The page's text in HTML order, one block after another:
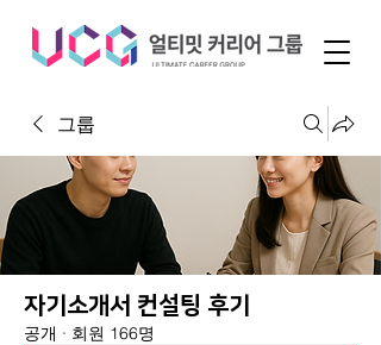
그룹
자기소개서 컨설팅 후기
공개 · 회원 166명